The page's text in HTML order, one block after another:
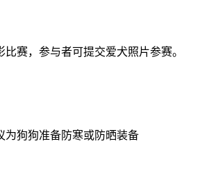
赛，参与者可提交爱犬照片参赛。
为狗狗准备防寒或防晒装备